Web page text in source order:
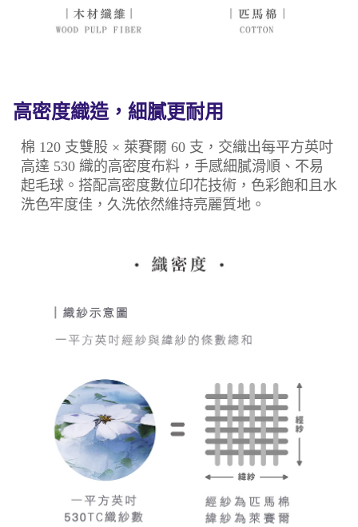
高密度織造，細膩更耐用
棉 120 支雙股 × 萊賽爾 60 支，交織出每平方英吋
高達 530 織的高密度布料，手感細膩滑順、不易
起毛球。搭配高密度數位印花技術，色彩飽和且水
洗色牢度佳，久洗依然維持亮麗質地。